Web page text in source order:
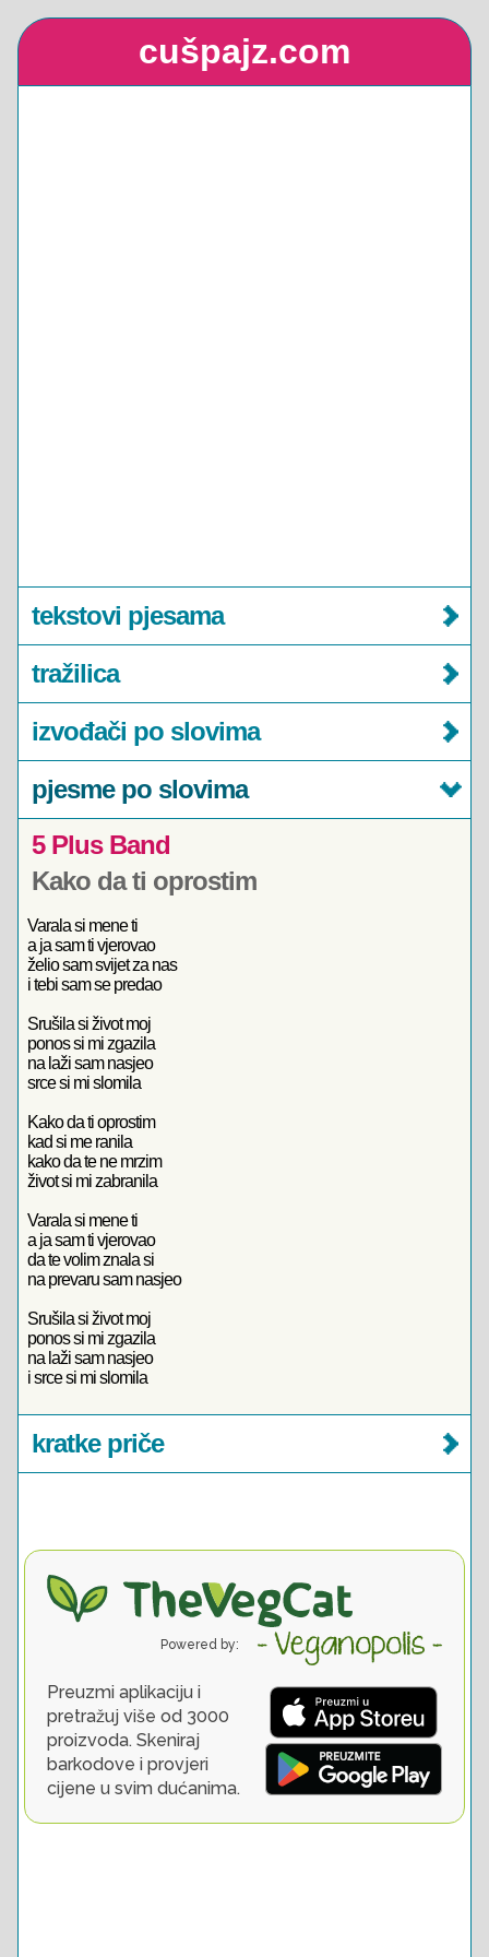
cušpajz.com
tekstovi pjesama
tražilica
izvođači po slovima
pjesme po slovima
5 Plus Band
Kako da ti oprostim
Varala si mene ti
a ja sam ti vjerovao
želio sam svijet za nas
i tebi sam se predao
Srušila si život moj
ponos si mi zgazila
na laži sam nasjeo
srce si mi slomila
Kako da ti oprostim
kad si me ranila
kako da te ne mrzim
život si mi zabranila
Varala si mene ti
a ja sam ti vjerovao
da te volim znala si
na prevaru sam nasjeo
Srušila si život moj
ponos si mi zgazila
na laži sam nasjeo
i srce si mi slomila
kratke priče